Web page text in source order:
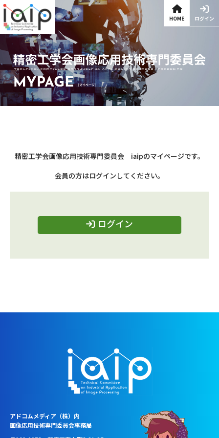
HOME ログイン
精密工学会画像応用技術専門委員会 iaipのマイページです。
会員の方はログインしてください。
ログイン
アドコムメディア（株）内
画像応用技術専門委員会事務局